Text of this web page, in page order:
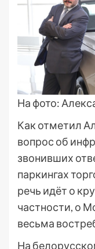
На фото:
Как отметил
вопрос об
звонивших
паркингах
речь идёт о
частности, о
весьма
На